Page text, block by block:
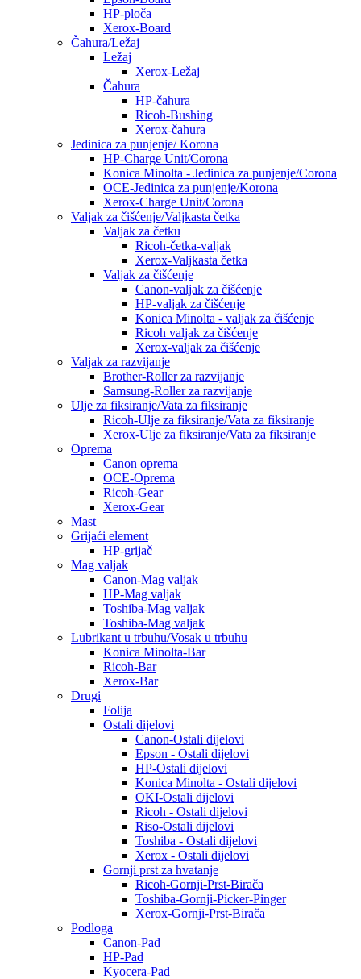
HP-ploča
Xerox-Board
Čahura/Ležaj
Ležaj
Xerox-Ležaj
Čahura
HP-čahura
Ricoh-Bushing
Xerox-čahura
Jedinica za punjenje/ Korona
HP-Charge Unit/Corona
Konica Minolta - Jedinica za punjenje/Corona
OCE-Jedinica za punjenje/Korona
Xerox-Charge Unit/Corona
Valjak za čišćenje/Valjkasta četka
Valjak za četku
Ricoh-četka-valjak
Xerox-Valjkasta četka
Valjak za čišćenje
Canon-valjak za čišćenje
HP-valjak za čišćenje
Konica Minolta - valjak za čišćenje
Ricoh valjak za čišćenje
Xerox-valjak za čišćenje
Valjak za razvijanje
Brother-Roller za razvijanje
Samsung-Roller za razvijanje
Ulje za fiksiranje/Vata za fiksiranje
Ricoh-Ulje za fiksiranje/Vata za fiksiranje
Xerox-Ulje za fiksiranje/Vata za fiksiranje
Oprema
Canon oprema
OCE-Oprema
Ricoh-Gear
Xerox-Gear
Mast
Grijaći element
HP-grijač
Mag valjak
Canon-Mag valjak
HP-Mag valjak
Toshiba-Mag valjak
Toshiba-Mag valjak
Lubrikant u trbuhu/Vosak u trbuhu
Konica Minolta-Bar
Ricoh-Bar
Xerox-Bar
Drugi
Folija
Ostali dijelovi
Canon-Ostali dijelovi
Epson - Ostali dijelovi
HP-Ostali dijelovi
Konica Minolta - Ostali dijelovi
OKI-Ostali dijelovi
Ricoh - Ostali dijelovi
Riso-Ostali dijelovi
Toshiba - Ostali dijelovi
Xerox - Ostali dijelovi
Gornji prst za hvatanje
Ricoh-Gornji-Prst-Birača
Toshiba-Gornji-Picker-Pinger
Xerox-Gornji-Prst-Birača
Podloga
Canon-Pad
HP-Pad
Kyocera-Pad